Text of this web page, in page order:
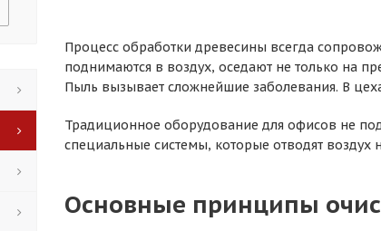
Процесс обработки древесины всегда
поднимаются в воздух, оседают не только на
Пыль вызывает сложнейшие заболевания. В
Традиционное оборудование для офисов не
специальные системы, которые отводят
Основные принципы